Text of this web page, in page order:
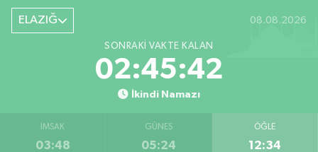
ELAZIĞ 08.08.2026
SONRAKI VAKTE KALAN
02:45:41
İkindi Namazı
İMSAK
03:48
GÜNEŞ
05:24
ÖĞLE
12:34